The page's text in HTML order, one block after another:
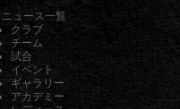
ニュース一覧
クラブ
チーム
試合
イベント
ギャラリー
アカデミー